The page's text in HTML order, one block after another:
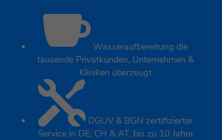
 Wasseraufbereitung die
tausende Privatkunden, Unternehmen &
Kliniken überzeugt
DGUV & BGN zertifizierter
Service in DE, CH & AT, bis zu 10 Jahre